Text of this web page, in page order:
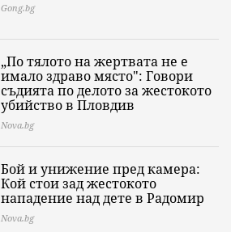
Gong.bg
„По тялото на жертвата не е
имало здраво място": Говори
съдията по делото за жестокото
убийство в Пловдив
Nova.bg
Бой и унижение пред камера:
Кой стои зад жестокото
нападение над дете в Радомир
Nova.bg